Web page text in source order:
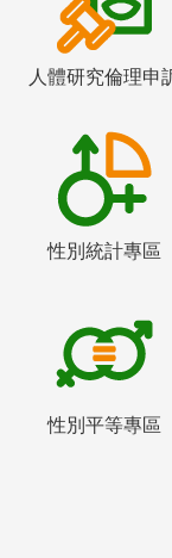
人體研究倫理申
性別統計專區
性別平等專區